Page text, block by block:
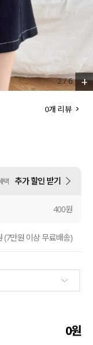
3/6 +
0개 리뷰
택 추가 할인 받기
400원
(7만원 이상 무료배송)
0원